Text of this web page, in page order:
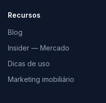
Recursos
Blog
Insider — Mercado
Dicas de uso
Marketing imobiliário